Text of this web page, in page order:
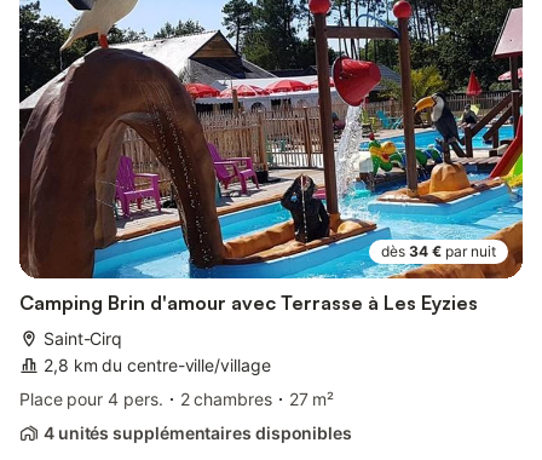
dès 34 € par nuit
Camping Brin d'amour avec Terrasse à Les Eyzies
Saint-Cirq
2,8 km du centre-ville/village
Place pour 4 pers.
2 chambres
27 m²
4 unités supplémentaires disponibles